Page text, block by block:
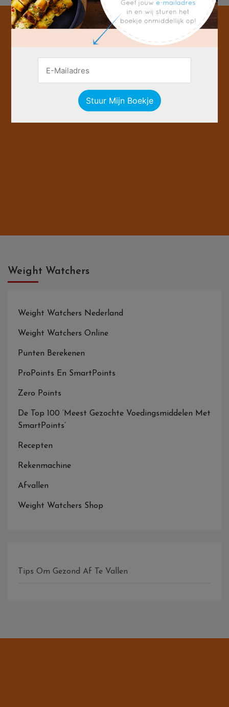
Weight Watchers
Weight Watchers Nederland
Weight Watchers Online
Punten Berekenen
ProPoints En SmartPoints
Zero Points
De Top 100 ‘Meest Gezochte Voedingsmiddelen Met
SmartPoints’
Recepten
Rekenmachine
Afvallen
Weight Watchers Shop
Tips Om Gezond Af Te Vallen